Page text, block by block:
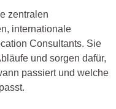
zentralen
internationale
Consultants. Sie
und sorgen dafür,
passiert und welche